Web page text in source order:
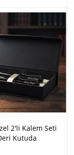
2'li Kalem Seti
Kutuda